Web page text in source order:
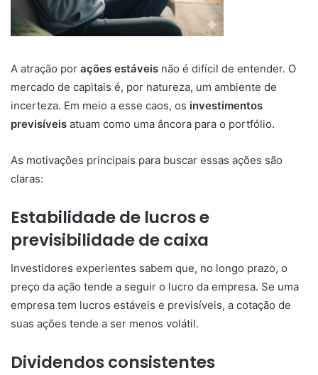
A atração por ações estáveis não é difícil de entender. O
mercado de capitais é, por natureza, um ambiente de
incerteza. Em meio a esse caos, os investimentos
previsíveis atuam como uma âncora para o portfólio.
As motivações principais para buscar essas ações são
claras:
Estabilidade de lucros e
previsibilidade de caixa
Investidores experientes sabem que, no longo prazo, o
preço da ação tende a seguir o lucro da empresa. Se uma
empresa tem lucros estáveis e previsíveis, a cotação de
suas ações tende a ser menos volátil.
Dividendos consistentes